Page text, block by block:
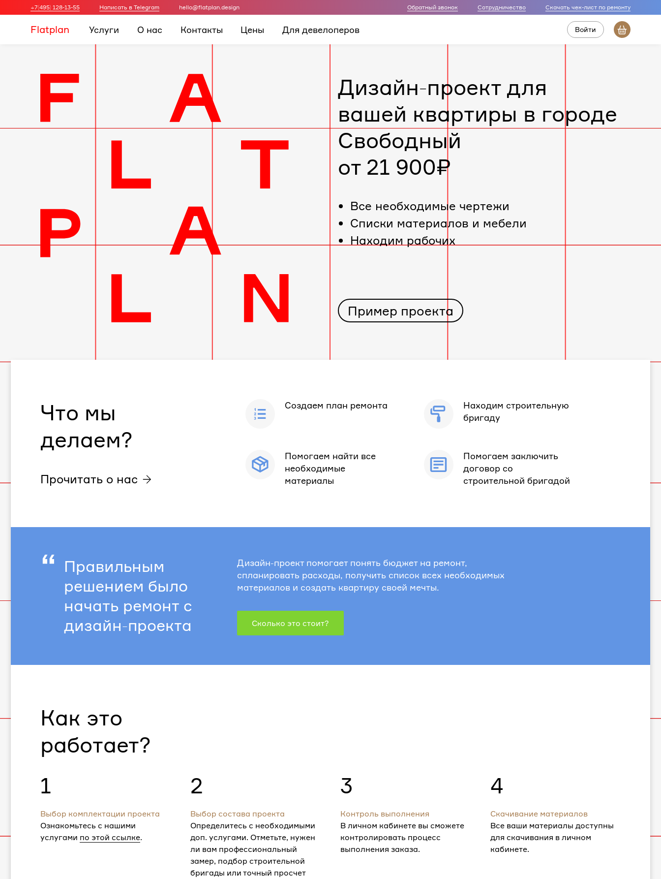
+7(495) 128-13-55 Написать в Telegram hello@flatplan.design Обратный звонок Сотрудничество Скачать чек-лист по ремонту
Flatplan Услуги О нас Контакты Цены Для девелоперов Войти
Дизайн-проект для
вашей квартиры в городе
Свободный
от 21 900₽
Все необходимые чертежи
Cписки материалов и мебели
Находим рабочих
Пример проекта
Что мы
делаем?
Прочитать о нас
Создаем план ремонта
Находим строительную
бригаду
Помогаем найти все
необходимые
материалы
Помогаем заключить
договор со
строительной бригадой
“ Правильным
решением было
начать ремонт с
дизайн-проекта
Дизайн-проект помогает понять бюджет на ремонт,
спланировать расходы, получить список всех необходимых
материалов и создать квартиру своей мечты.
Сколько это стоит?
Как это
работает?
1
Выбор комплектации проекта
Ознакомьтесь с нашими
услугами по этой ссылке.
2
Выбор состава проекта
Определитесь с необходимыми
доп. услугами. Отметьте, нужен
ли вам профессиональный
замер, подбор строительной
бригады или точный просчет
3
Контроль выполнения
В личном кабинете вы сможете
контролировать процесс
выполнения заказа.
4
Скачивание материалов
Все ваши материалы доступны
для скачивания в личном
кабинете.